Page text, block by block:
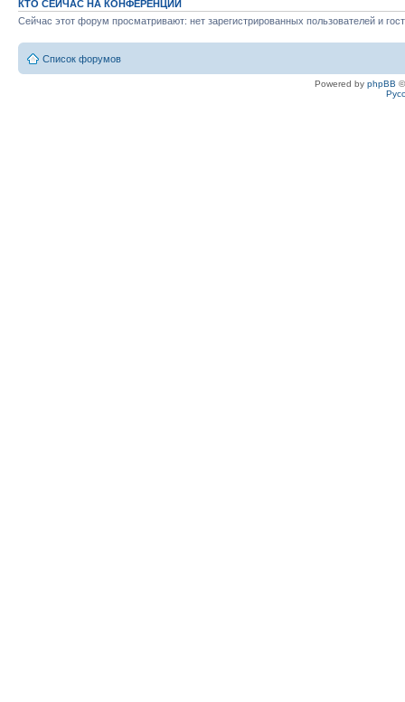
КТО СЕЙЧАС НА КОНФЕРЕНЦИИ
Сейчас этот форум просматривают: нет зарегистрированных пользователей и
Список форумов
Powered by phpBB